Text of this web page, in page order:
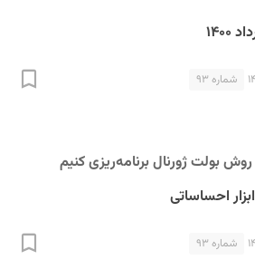
شماره ۹۳
بولت ژورنال برنامه‌ریزی کنیم
احساساتی
شماره ۹۳